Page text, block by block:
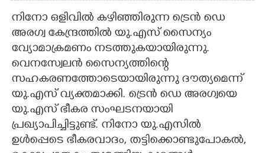
നിനോ ഒളിവിൽ കഴിഞ്ഞിരുന്ന ട്രെൻ ഡെ
അരഗ്വ കേന്ദ്രത്തിൽ യു.എസ് സൈന്യം
വ്യോമാക്രമണം നടത്തുകയായിരുന്നു.
വെനസ്വേലൻ സൈന്യത്തിന്റെ
സഹകരണത്തോടെയായിരുന്നു ദൗത്യമെന്ന്
യു.എസ് വ്യക്തമാക്കി. ട്രെൻ ഡെ അരഗ്വയെ
യു.എസ് ഭീകര സംഘടനയായി
പ്രഖ്യാപിച്ചിട്ടുണ്ട്. നിനോ യു.എസിൽ
ഉൾപ്പെടെ ഭീകരവാദം, തട്ടിക്കൊണ്ടുപോകൽ,